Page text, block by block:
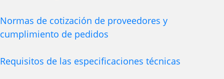
Normas de cotización de proveedores y
cumplimiento de pedidos
Requisitos de las especificaciones técnicas